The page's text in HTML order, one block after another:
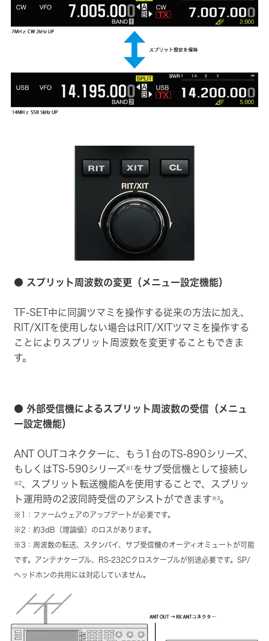
● スプリット周波数の変更（メニュー設定機能）
TF-SET中に同調ツマミを操作する従来の方法に加え、
RIT/XITを使用しない場合はRIT/XITツマミを操作する
ことによりスプリット周波数を変更することもできま
す。
● 外部受信機によるスプリット周波数の受信（メニュ
ー設定機能）
ANT OUTコネクターに、もう1台のTS-890シリーズ、
もしくはTS-590シリーズ※1 をサブ受信機として接続し
※2、スプリット転送機能Aを使用することで、スプリッ
ト運用時の2波同時受信のアシストができます ※3。
※1：ファームウェアのアップデートが必要です。
※2：約3dB（理論値）のロスがあります。
※3：周波数の転送、スタンバイ、サブ受信機のオーディオミュートが可能
です。アンテナケーブル、RS-232Cクロスケーブルが別途必要です。SP/
ヘッドホンの共用には対応していません。